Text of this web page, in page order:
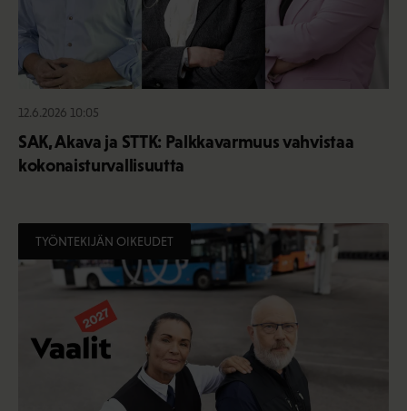
12.6.2026 10:05
SAK, Akava ja STTK: Palkkavarmuus vahvistaa
kokonaisturvallisuutta
TYÖNTEKIJÄN OIKEUDET